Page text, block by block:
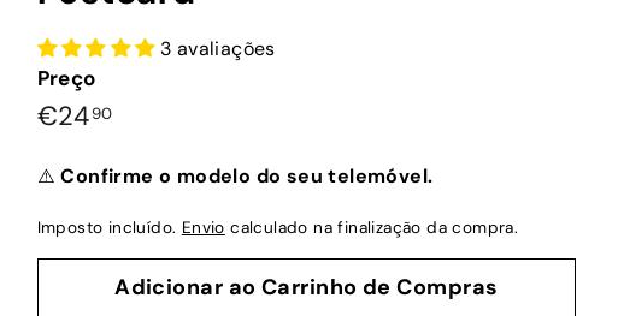
3 avaliações
Preço
Preço
€2490€24,90
⚠️Confirme o modelo do seu telemóvel.
Imposto incluído. Envio calculado na finalização da compra.
Adicionar ao Carrinho de Compras